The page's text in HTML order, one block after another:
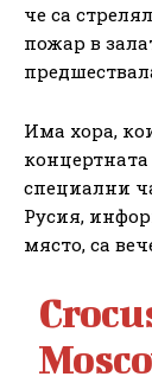
че са
пожар в
Има хора,
специални
Русия,
място, са